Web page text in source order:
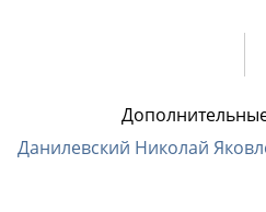
Данилевский Николай